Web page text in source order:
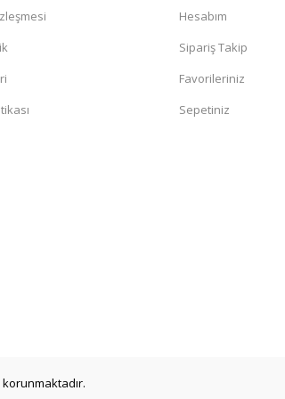
bakildiginda hep bi
artmasına neden
Hesabım
Sipariş Takip
Favorileriniz
Sepetiniz
korunmaktadır.